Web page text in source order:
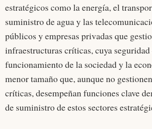
estratégicos como la energía, el
suministro de agua y las
públicos y empresas privadas que
infraestructuras críticas, cuya
funcionamiento de la sociedad y la
menor tamaño que, aunque no
críticas, desempeñan funciones clave
de suministro de estos sectores